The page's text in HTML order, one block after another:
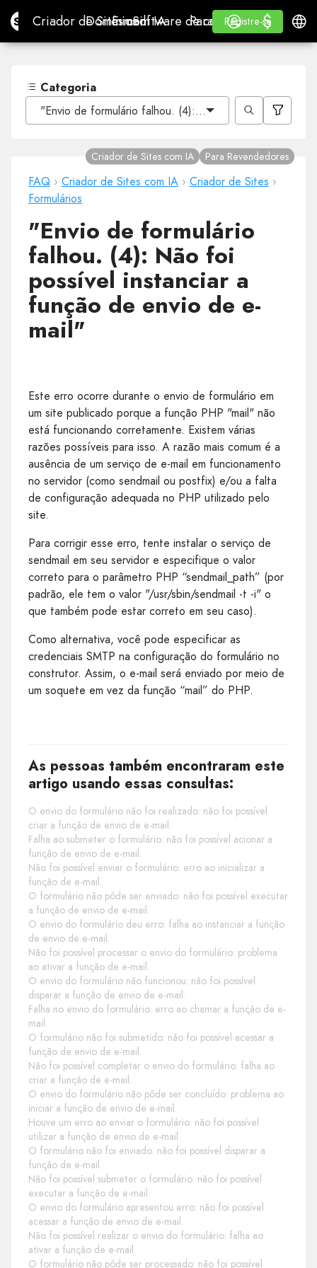
Site.proCriador de Sites com IA
Criador de Sites com IA
Domínios
Domínios
E-mail
E-mailSoftware de contabilidade
Software de contabilidade
Para
Para Revendedores
WHITE LABEL
Aprender
Aprender
Registre-se
Registre-se
Iniciar Sessão
$
$
Categoria
"Envio de formulário falhou. (4): Não foi possível
FAQ › Criador de Sites com IA › Criador de Sites ›
Formulários
Criador de Sites com IA Para Revendedores
"Envio de formulário
falhou. (4): Não foi
possível instanciar a
função de envio de e-
mail"
Este erro ocorre durante o envio de formulário em
um site publicado porque a função PHP "mail" não
está funcionando corretamente. Existem várias
razões possíveis para isso. A razão mais comum é a
ausência de um serviço de e-mail em funcionamento
no servidor (como sendmail ou postfix) e/ou a falta
de configuração adequada no PHP utilizado pelo
site.
Para corrigir esse erro, tente instalar o serviço de
sendmail em seu servidor e especifique o valor
correto para o parâmetro PHP “sendmail_path” (por
padrão, ele tem o valor "/usr/sbin/sendmail -t -i" o
que também pode estar correto em seu caso).
Como alternativa, você pode especificar as
credenciais SMTP na configuração do formulário no
construtor. Assim, o e-mail será enviado por meio de
um soquete em vez da função “mail” do PHP.
As pessoas também encontraram este
artigo usando essas consultas:
O envio do formulário não foi realizado: não foi possível
criar a função de envio de e-mail.
Falha ao submeter o formulário: não foi possível acionar a
função de envio de e-mail.
Não foi possível enviar o formulário: erro ao inicializar a
função de e-mail.
O formulário não pôde ser enviado: não foi possível executar
a função de envio de e-mail.
O envio do formulário deu erro: falha ao instanciar a função
de envio de e-mail.
Não foi possível processar o envio do formulário: problema
ao ativar a função de e-mail.
O envio do formulário não funcionou: não foi possível
disparar a função de envio de e-mail.
Falha no envio do formulário: erro ao chamar a função de e-
mail.
O formulário não foi submetido: não foi possível acessar a
função de envio de e-mail.
Não foi possível completar o envio do formulário: falha ao
criar a função de e-mail.
O envio do formulário não pôde ser concluído: problema ao
iniciar a função de envio de e-mail.
Houve um erro ao enviar o formulário: não foi possível
utilizar a função de envio de e-mail.
O formulário não foi enviado: não foi possível disparar a
função de e-mail.
Não foi possível submeter o formulário: não foi possível
executar a função de e-mail.
O envio do formulário apresentou erro: não foi possível
acessar a função de envio de e-mail.
Não foi possível realizar o envio do formulário: falha ao
ativar a função de e-mail.
O formulário não pôde ser processado: não foi possível